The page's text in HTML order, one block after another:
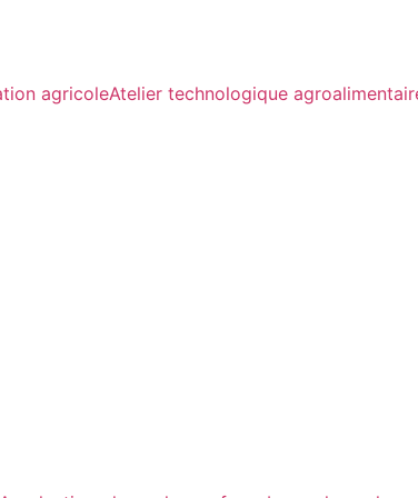
agricoleAtelier technologique